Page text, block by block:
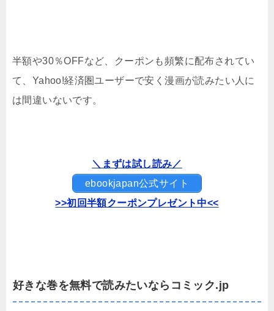
半額や30％OFFなど、クーポンも頻繁に配布されてい
て、Yahoo!経済圏ユーザーで安く漫画が読みたい人に
は間違いないです。
＼まずは試し読み／
ebookjapan公式サイト
>>初回半額クーポンプレゼント中<<
好きな巻を無料で読みたいならコミック.jp